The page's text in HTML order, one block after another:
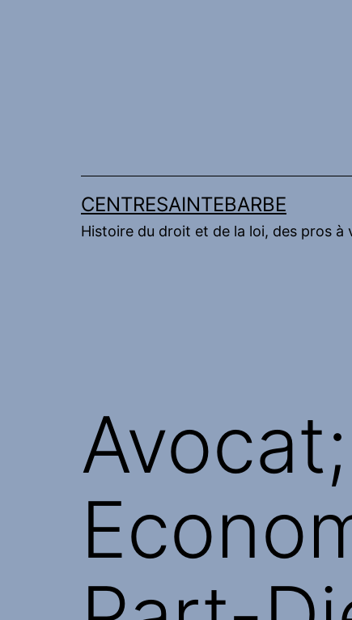
CENTRESAINTEBARBE
Histoire du droit et de la loi, des pros à